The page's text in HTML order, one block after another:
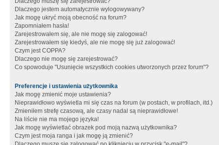
Dlaczego jestem automatycznie wylogowywany?
Jak mogę ukryć moją obecność na forum?
Zapomniałem hasła!
Zarejestrowałem się, ale nie mogę się zalogować!
Zarejestrowałem się kiedyś, ale nie mogę się już zalogować!
Czym jest COPPA?
Dlaczego nie mogę się zarejestrować?
Co spowoduje "Usunięcie wszystkich cookies utworzonych przez forum"?
Preferencje i ustawienia użytkownika
Jak mogę zmienić moje ustawienia?
Nieprawidłowo wyświetla mi się czas na forum (w postach, w profilach, itd.)
Zmieniłem strefę czasową, ale czasy nadal są nieprawidłowe!
Na liście nie ma mojego języka!
Jak mogę wyświetlać obrazek pod moją nazwą użytkownika?
Czym jest moja ranga i jak mogę ją zmienić?